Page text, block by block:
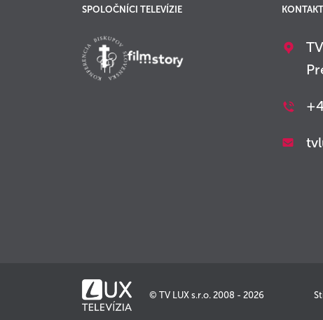
SPOLOČNÍCI TELEVÍZIE
© TV LUX s.r.o. 2008 - 2026